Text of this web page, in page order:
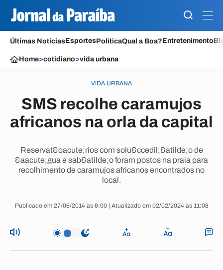
Últimas NotíciasEsportesPolíticaQual a Boa?Entretenimento
Home>cotidiano>vida urbana
VIDA URBANA
SMS recolhe caramujos
africanos na orla da capital
Reservat&oacute;rios com solu&ccedil;&atilde;o de
&aacute;gua e sab&atilde;o foram postos na praia para
recolhimento de caramujos africanos encontrados no
local.
Publicado em 27/06/2014 às 6:00 | Atualizado em 02/02/2024 às 11:08